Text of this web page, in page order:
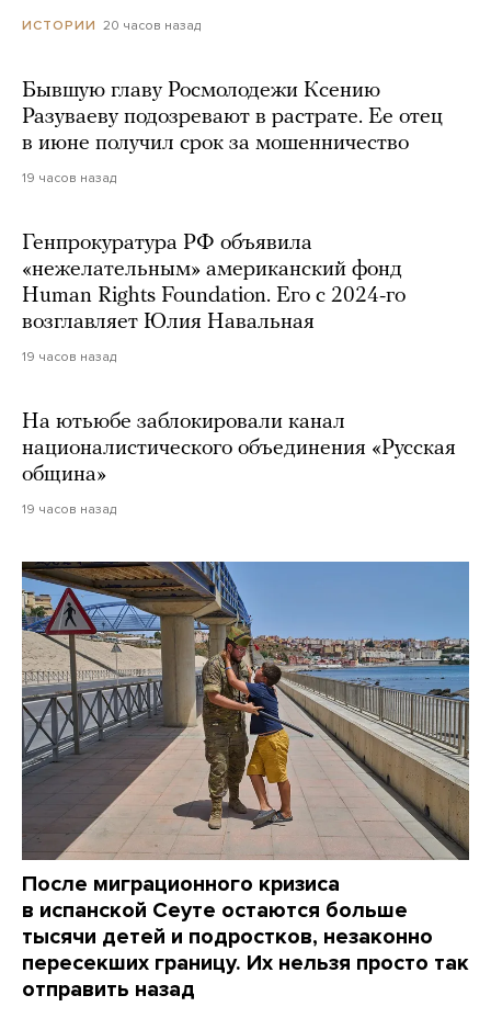
ИСТОРИИ 20 часов назад
Бывшую главу Росмолодежи Ксению
Разуваеву подозревают в растрате. Ее отец
в июне получил срок за мошенничество
19 часов назад
Генпрокуратура РФ объявила
«нежелательным» американский фонд
Human Rights Foundation. Его с 2024-го
возглавляет Юлия Навальная
19 часов назад
На ютьюбе заблокировали канал
националистического объединения «Русская
община»
19 часов назад
После миграционного кризиса
в испанской Сеуте остаются больше
тысячи детей и подростков, незаконно
пересекших границу. Их нельзя просто так
отправить назад